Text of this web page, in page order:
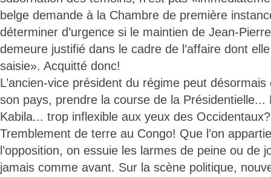
belge demande à la Chambre de première
déterminer d’urgence si le maintien de Jean-
demeure justifié dans le cadre de l’affaire dont
saisie». Acquitté donc!
L’ancien-vice président du régime peut
son pays, prendre la course de la Présidentielle...
Kabila... trop inflexible aux yeux des Occidentaux?
Tremblement de terre au Congo! Que l’on
l’opposition, on essuie les larmes de peine ou de
jamais comme avant. Sur la scène politique,